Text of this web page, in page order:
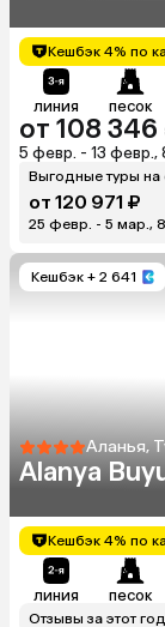
Кешбэк 4% по
линия песок
от 108 346
5 февр. - 13 февр.,
Выгодные туры на
от 120 971 ₽
25 февр. - 5 мар.,
Кешбэк + 2 641
Аланья,
Alanya
Кешбэк 4% по
линия песок
Отзывы за этот год